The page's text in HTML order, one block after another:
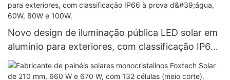
Novo design de iluminação pública LED solar em
alumínio para exteriores, com classificação IP66
à prova d'água, 60W, 80W e 100W.